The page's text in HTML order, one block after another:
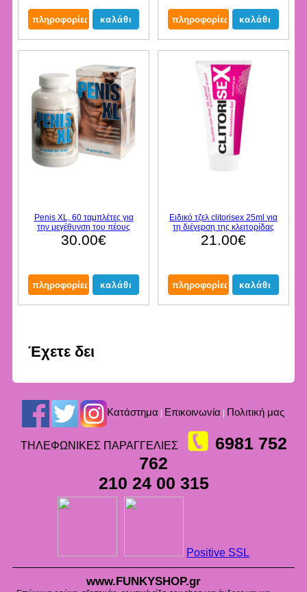
Penis XL, 60 ταμπλέτες για
την μεγέθυνση του πέους
30.00€
Ειδικό τζελ clitorisex 25ml για
τη διέγερση της κλειτορίδας
21.00€
Έχετε δει
Kατάστημα Επικοινωνία Πολιτική μας
ΤΗΛΕΦΩΝΙΚΕΣ ΠΑΡΑΓΓΕΛΙΕΣ
6981 752
762
210 24 00 315
Positive SSL
www.FUNKYSHOP.gr